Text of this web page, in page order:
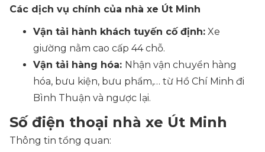
Các dịch vụ chính của nhà xe Út Minh
Vận tải hành khách tuyến cố định: Xe
giường nằm cao cấp 44 chỗ.
Vận tải hàng hóa: Nhận vận chuyển hàng
hóa, bưu kiện, bưu phẩm,… từ Hồ Chí Minh đi
Bình Thuận và ngược lại.
Số điện thoại nhà xe Út Minh
Thông tin tổng quan: